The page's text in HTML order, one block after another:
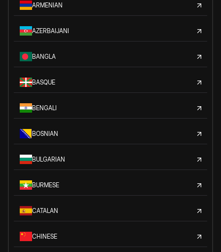
ARMENIAN
AZERBAIJANI
BANGLA
BASQUE
BENGALI
BOSNIAN
BULGARIAN
BURMESE
CATALAN
CHINESE